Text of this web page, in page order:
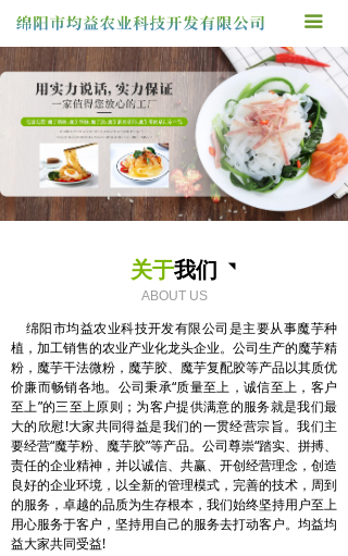
끀
首页
关于我们
产品中心
厂房车间
联系我们
关于我们
ABOUT US
绵阳市均益农业科技开发有限公司是主要从事魔芋种
植，加工销售的农业产业化龙头企业。公司生产的魔芋精
粉，魔芋干法微粉，魔芋胶、魔芋复配胶等产品以其质优
价廉而畅销各地。公司秉承“质量至上，诚信至上，客户
至上”的三至上原则；为客户提供满意的服务就是我们最
大的欣慰!大家共同得益是我们的一贯经营宗旨。我们主
要经营“魔芋粉、魔芋胶”等产品。公司尊崇“踏实、拼搏、
责任的企业精神，并以诚信、共赢、开创经营理念，创造
良好的企业环境，以全新的管理模式，完善的技术，周到
的服务，卓越的品质为生存根本，我们始终坚持用户至上
用心服务于客户，坚持用自己的服务去打动客户。均益均
益大家共同受益!
◥